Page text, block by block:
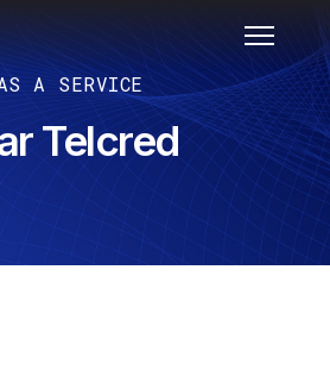
A SERVICE
Telcred